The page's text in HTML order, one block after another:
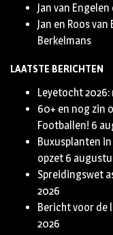
Jan van Engelen
Jan en Roos van
Berkelmans
LAATSTE BERICHTEN
Leyetocht
60+ en nog zin
Footballen! 6
Buxusplanten
opzet 6
Spreidingswet
2026
Bericht voor de
2026